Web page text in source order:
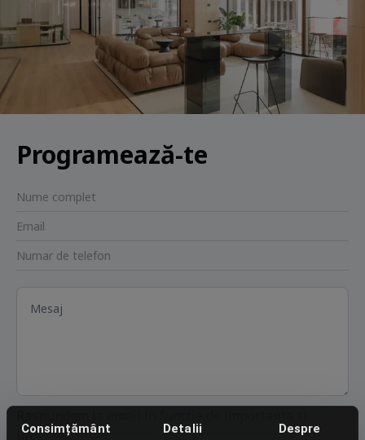
Consimțământ Detalii Despre
Programează-te
urgenta.